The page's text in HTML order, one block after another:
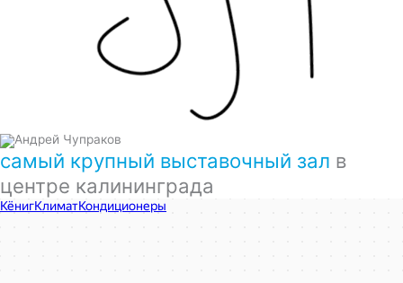
самый крупный выставочный зал в
центре калининграда
КёнигКлимат
Кондиционеры в Калининграде